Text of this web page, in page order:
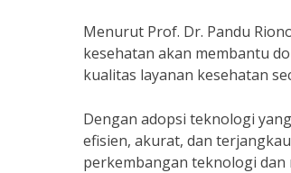
Menurut Prof. Dr. Pandu
kesehatan akan membantu
kualitas layanan kesehatan
Dengan adopsi teknologi
efisien, akurat, dan
perkembangan teknologi dan